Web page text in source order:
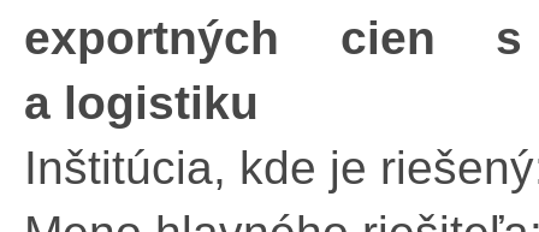
exportných cien
a logistiku
Inštitúcia, kde je